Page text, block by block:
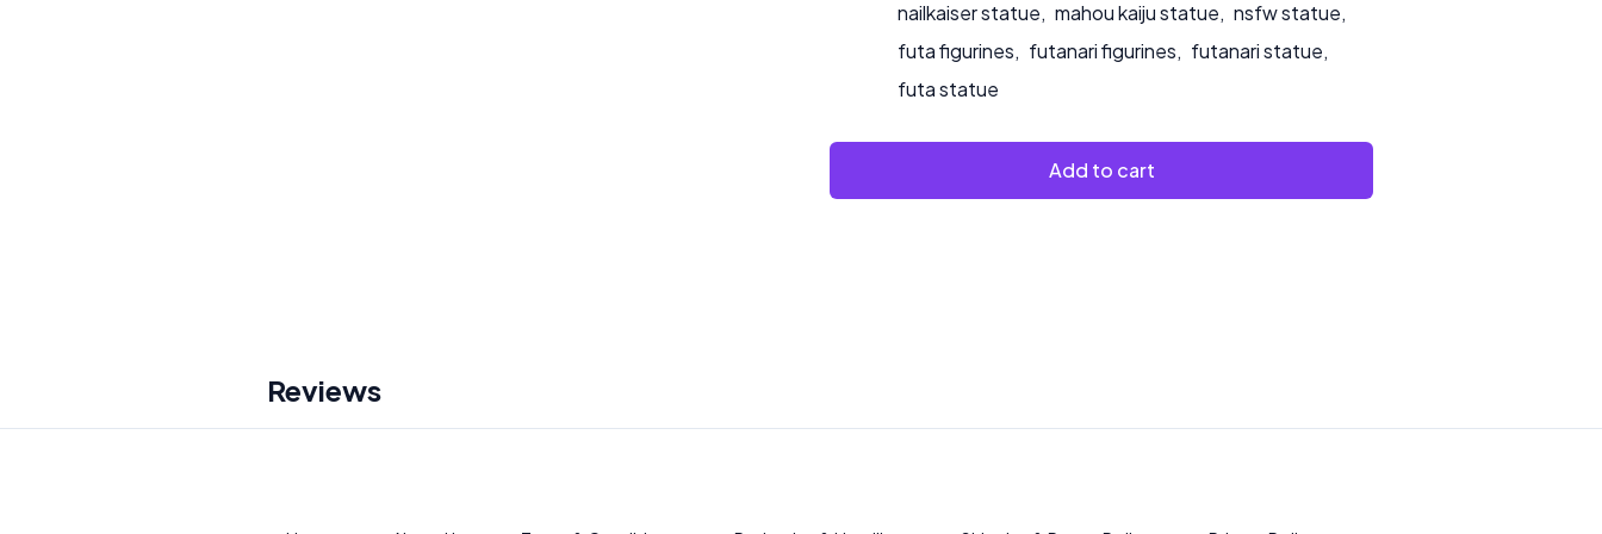
nailkaiser statue, mahou kaiju statue, nsfw statue,
futa figurines, futanari figurines, futanari statue,
futa statue
Add to cart
Reviews